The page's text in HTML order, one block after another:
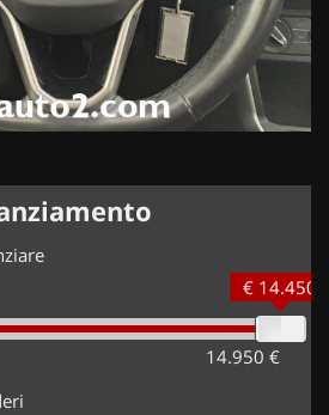
14.950 €
€ 14.450